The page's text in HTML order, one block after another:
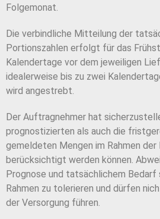
Folgemonat.
Die verbindliche Mitteilung der
Portionszahlen erfolgt für das
Kalendertage vor dem jeweiligen
idealerweise bis zu zwei
wird angestrebt.
Der Auftragnehmer hat
prognostizierten als auch die
gemeldeten Mengen im Rahmen der
berücksichtigt werden können.
Prognose und tatsächlichem Bedarf
Rahmen zu tolerieren und dürfen
der Versorgung führen.